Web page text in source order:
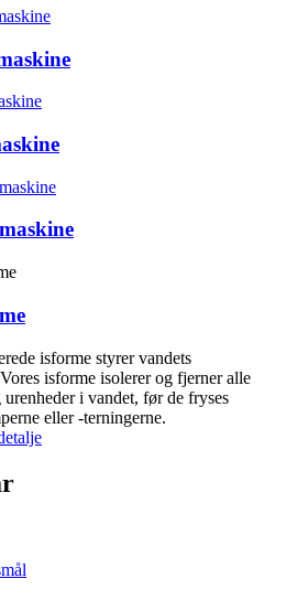
isforme styrer vandets
isforme isolerer og fjerner alle
i vandet, før de fryses
eller -terningerne.